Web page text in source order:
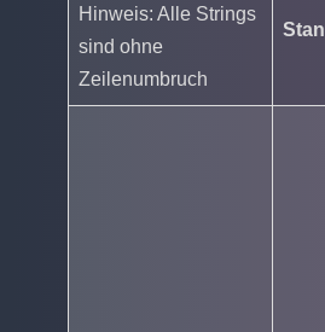
Hinweis: Alle Strings
sind ohne
Zeilenumbruch